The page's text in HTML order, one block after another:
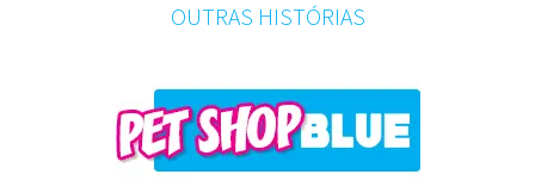
OUTRAS HISTÓRIAS